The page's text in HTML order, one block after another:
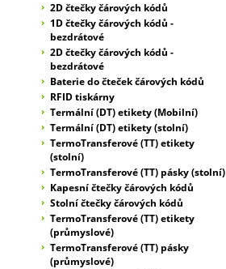
2D čtečky čárových kódů
1D čtečky čárových kódů -
bezdrátové
2D čtečky čárových kódů -
bezdrátové
Baterie do čteček čárových kódů
RFID tiskárny
Termální (DT) etikety (Mobilní)
Termální (DT) etikety (stolní)
TermoTransferové (TT) etikety
(stolní)
TermoTransferové (TT) pásky (stolní)
Kapesní čtečky čárových kódů
Stolní čtečky čárových kódů
TermoTransferové (TT) etikety
(průmyslové)
TermoTransferové (TT) pásky
(průmyslové)